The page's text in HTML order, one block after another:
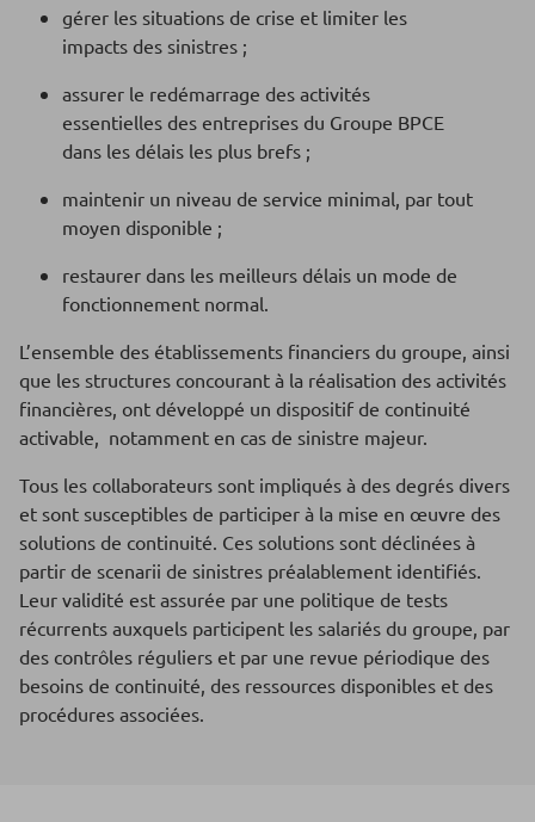
gérer les situations de crise et limiter les
impacts des sinistres ;
assurer le redémarrage des activités
essentielles des entreprises du Groupe BPCE
dans les délais les plus brefs ;
maintenir un niveau de service minimal, par tout
moyen disponible ;
restaurer dans les meilleurs délais un mode de
fonctionnement normal.
L’ensemble des établissements financiers du groupe, ainsi
que les structures concourant à la réalisation des activités
financières, ont développé un dispositif de continuité
activable, notamment en cas de sinistre majeur.
Tous les collaborateurs sont impliqués à des degrés divers
et sont susceptibles de participer à la mise en œuvre des
solutions de continuité. Ces solutions sont déclinées à
partir de scenarii de sinistres préalablement identifiés.
Leur validité est assurée par une politique de tests
récurrents auxquels participent les salariés du groupe, par
des contrôles réguliers et par une revue périodique des
besoins de continuité, des ressources disponibles et des
procédures associées.